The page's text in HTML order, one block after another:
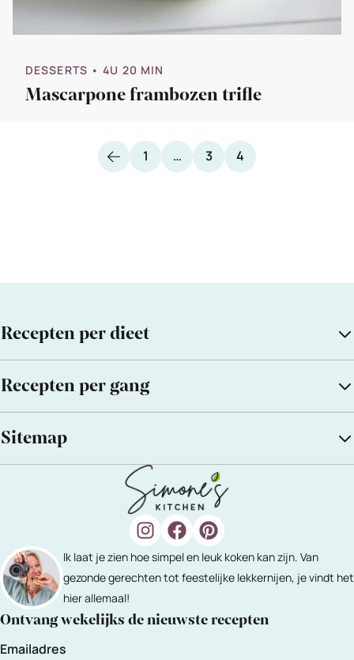
DESSERTS • 4U 20 MIN
Mascarpone frambozen trifle
VorigePagina
1 … Pagina
3 Pagina
4
Recepten per dieet
Recepten per gang
Sitemap
Ik laat je zien hoe simpel en leuk koken kan zijn. Van
gezonde gerechten tot feestelijke lekkernijen, je vindt het
hier allemaal!
Ontvang wekelijks de nieuwste recepten
Emailadres